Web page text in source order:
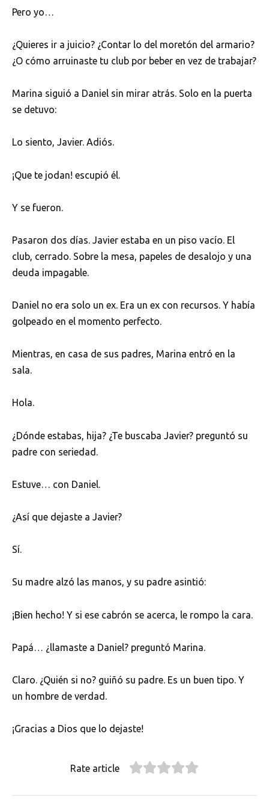
Pero yo…
¿Quieres ir a juicio? ¿Contar lo del moretón del armario?
¿O cómo arruinaste tu club por beber en vez de trabajar?
Marina siguió a Daniel sin mirar atrás. Solo en la puerta
se detuvo:
Lo siento, Javier. Adiós.
¡Que te jodan! escupió él.
Y se fueron.
Pasaron dos días. Javier estaba en un piso vacío. El
club, cerrado. Sobre la mesa, papeles de desalojo y una
deuda impagable.
Daniel no era solo un ex. Era un ex con recursos. Y había
golpeado en el momento perfecto.
Mientras, en casa de sus padres, Marina entró en la
sala.
Hola.
¿Dónde estabas, hija? ¿Te buscaba Javier? preguntó su
padre con seriedad.
Estuve… con Daniel.
¿Así que dejaste a Javier?
Sí.
Su madre alzó las manos, y su padre asintió:
¡Bien hecho! Y si ese cabrón se acerca, le rompo la cara.
Papá… ¿llamaste a Daniel? preguntó Marina.
Claro. ¿Quién si no? guiñó su padre. Es un buen tipo. Y
un hombre de verdad.
¡Gracias a Dios que lo dejaste!
Rate article